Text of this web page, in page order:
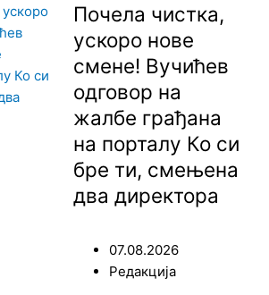
Почела чистка,
ускоро нове
смене! Вучићев
одговор на
жалбе грађана
на порталу Ко си
бре ти, смењена
два директора
07.08.2026
Редакција